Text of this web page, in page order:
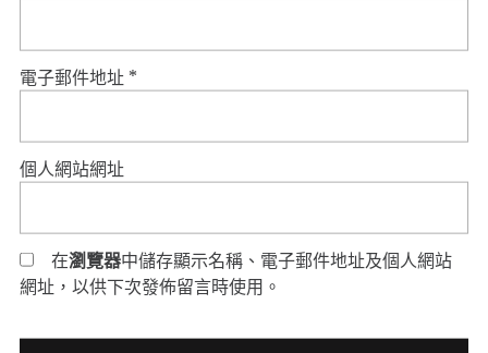
電子郵件地址 *
個人網站網址
在瀏覽器中儲存顯示名稱、電子郵件地址及個人網站
網址，以供下次發佈留言時使用。